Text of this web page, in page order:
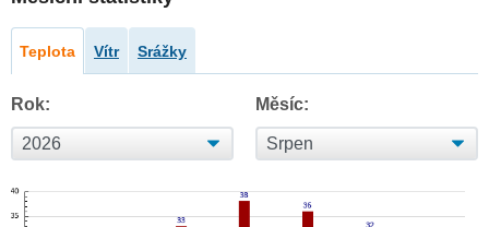
Teplota Vítr Srážky
Rok: Měsíc: